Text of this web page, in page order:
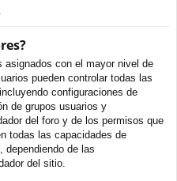
asignados con el mayor nivel de
pueden controlar todas las
configuraciones de
de grupos usuarios y
del foro y de los permisos que
todas las capacidades de
dependiendo de las
del sitio.